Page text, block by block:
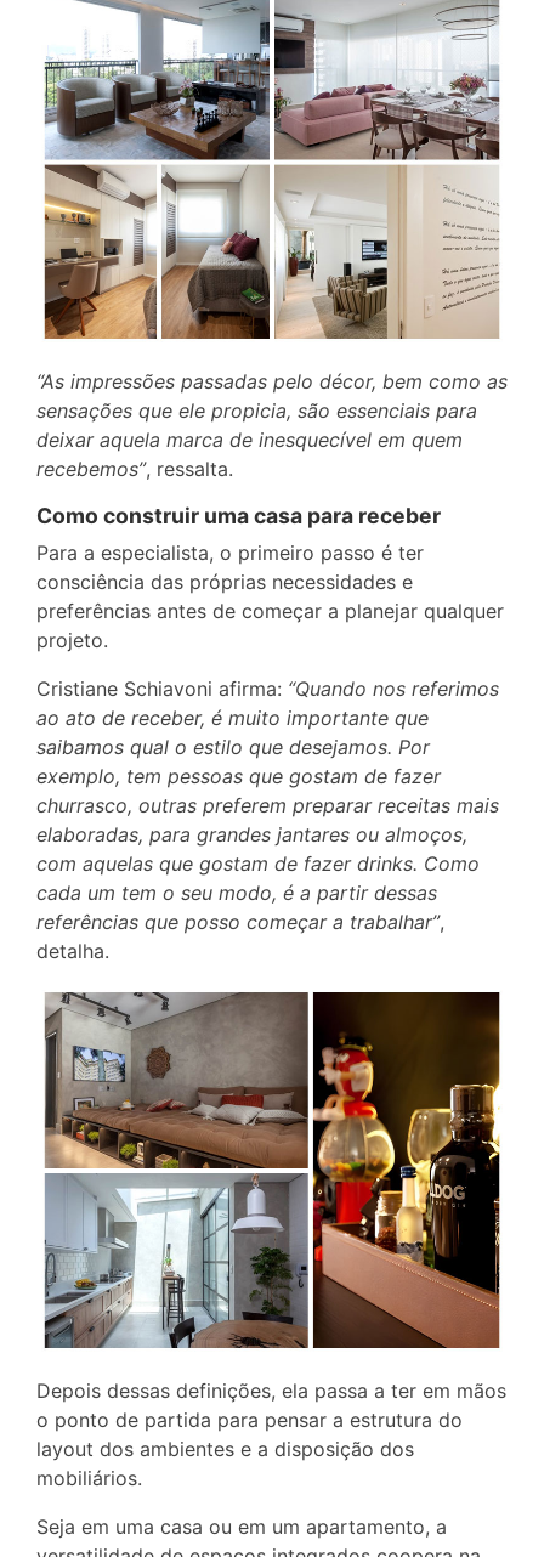
“As impressões passadas pelo décor, bem como as
sensações que ele propicia, são essenciais para
deixar aquela marca de inesquecível em quem
recebemos”, ressalta.
Como construir uma casa para receber
Para a especialista, o primeiro passo é ter
consciência das próprias necessidades e
preferências antes de começar a planejar qualquer
projeto.
Cristiane Schiavoni afirma: “Quando nos referimos
ao ato de receber, é muito importante que
saibamos qual o estilo que desejamos. Por
exemplo, tem pessoas que gostam de fazer
churrasco, outras preferem preparar receitas mais
elaboradas, para grandes jantares ou almoços,
com aquelas que gostam de fazer drinks. Como
cada um tem o seu modo, é a partir dessas
referências que posso começar a trabalhar”,
detalha.
Depois dessas definições, ela passa a ter em mãos
o ponto de partida para pensar a estrutura do
layout dos ambientes e a disposição dos
mobiliários.
Seja em uma casa ou em um apartamento, a